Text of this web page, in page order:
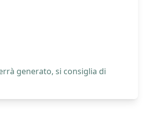
generato, si consiglia di